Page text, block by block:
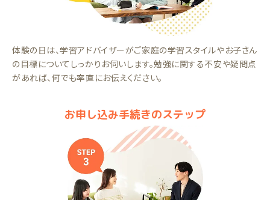
体験の日は、学習アドバイザーがご家庭の学習スタイルやお子さん
の目標についてしっかりお伺いします。勉強に関する不安や疑問点
があれば、何でも率直にお伝えください。
お申し込み手続きのステップ